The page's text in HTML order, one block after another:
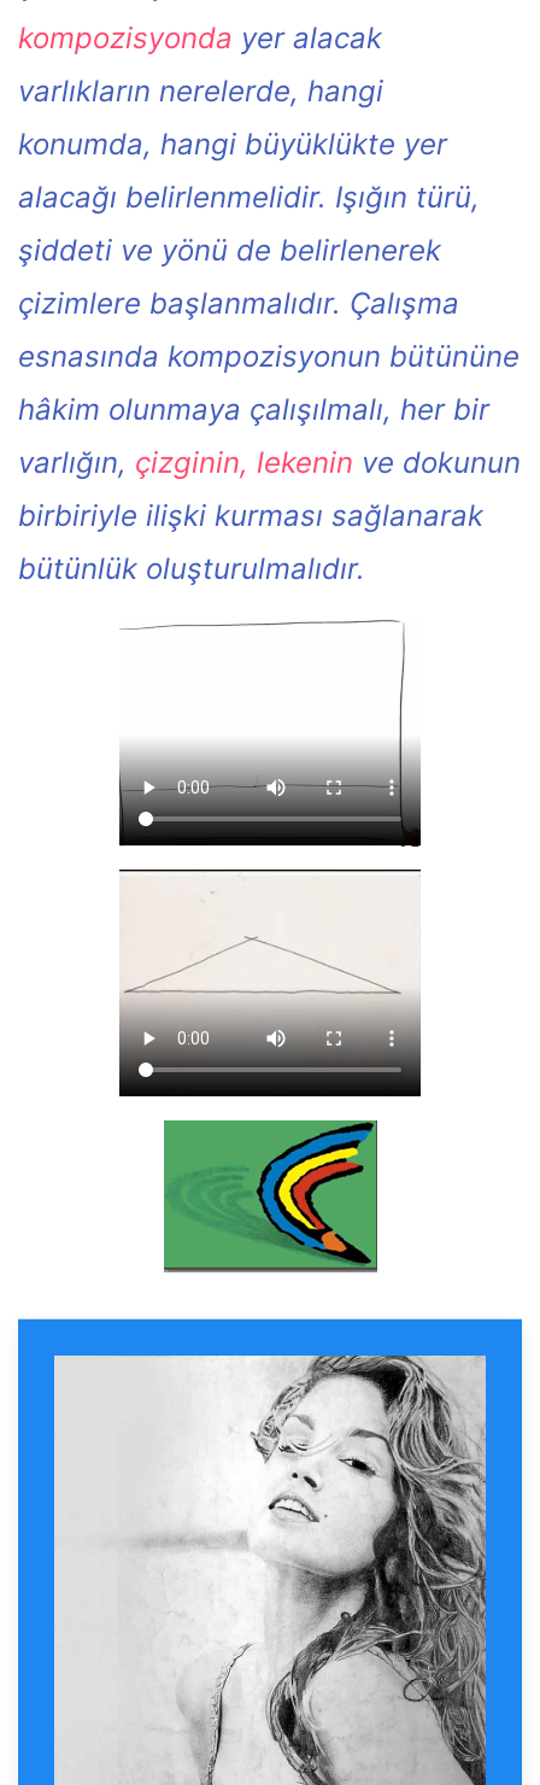
kompozisyonda yer alacak
varlıkların nerelerde, hangi
konumda, hangi büyüklükte yer
alacağı belirlenmelidir. Işığın türü,
şiddeti ve yönü de belirlenerek
çizimlere başlanmalıdır. Çalışma
esnasında kompozisyonun bütününe
hâkim olunmaya çalışılmalı, her bir
varlığın, çizginin, lekenin ve dokunun
birbiriyle ilişki kurması sağlanarak
bütünlük oluşturulmalıdır.